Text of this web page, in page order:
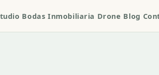
Bodas Inmobiliaria Drone Blog